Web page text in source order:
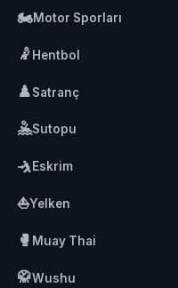
🏍️Motor Sporları
🤾 Hentbol
♟️Satranç
🤽Sutopu
🤺Eskrim
⛵Yelken
🥊 Muay Thai
🥋Wushu